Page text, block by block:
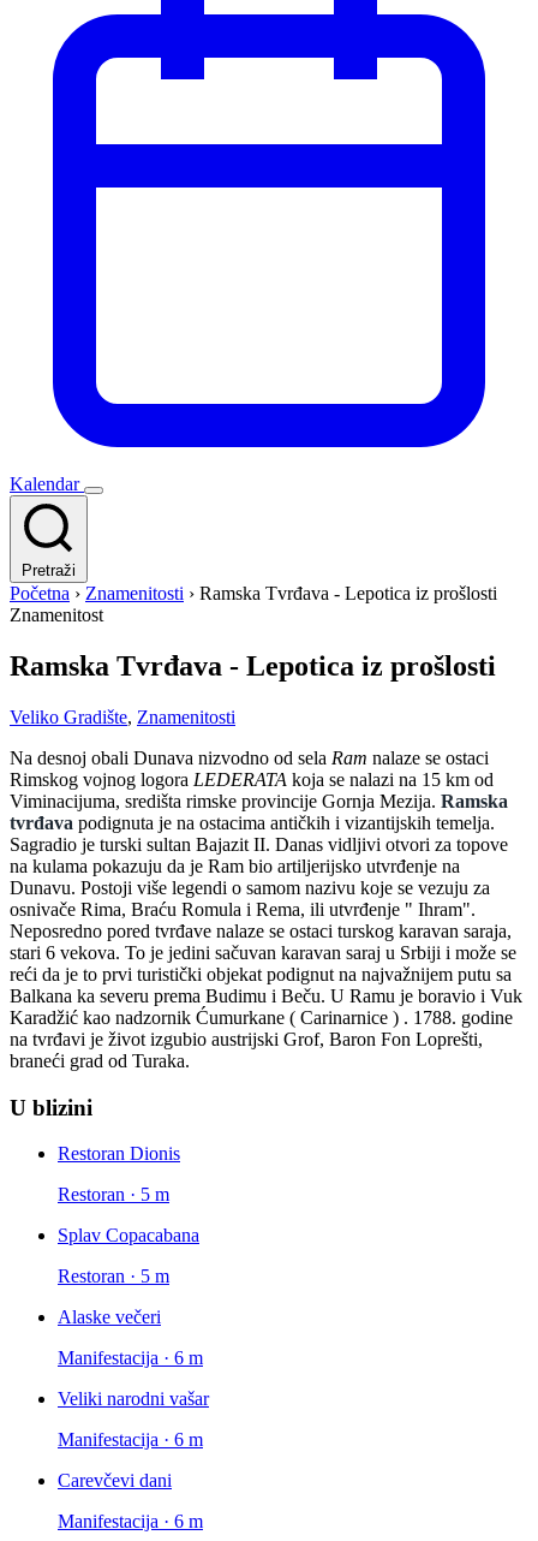
Kalendar
Pretraži
Početna › Znamenitosti › Ramska Tvrđava - Lepotica iz prošlosti
Znamenitost
Ramska Tvrđava - Lepotica iz prošlosti
Veliko Gradište, Znamenitosti
Na desnoj obali Dunava nizvodno od sela Ram nalaze se ostaci
Rimskog vojnog logora LEDERATA koja se nalazi na 15 km od
Viminacijuma, središta rimske provincije Gornja Mezija. Ramska
tvrđava podignuta je na ostacima antičkih i vizantijskih temelja.
Sagradio je turski sultan Bajazit II. Danas vidljivi otvori za topove
na kulama pokazuju da je Ram bio artiljerijsko utvrđenje na
Dunavu. Postoji više legendi o samom nazivu koje se vezuju za
osnivače Rima, Braću Romula i Rema, ili utvrđenje " Ihram".
Neposredno pored tvrđave nalaze se ostaci turskog karavan saraja,
stari 6 vekova. To je jedini sačuvan karavan saraj u Srbiji i može se
reći da je to prvi turistički objekat podignut na najvažnijem putu sa
Balkana ka severu prema Budimu i Beču. U Ramu je boravio i Vuk
Karadžić kao nadzornik Ćumurkane ( Carinarnice ) . 1788. godine
na tvrđavi je život izgubio austrijski Grof, Baron Fon Loprešti,
braneći grad od Turaka.
U blizini
Restoran Dionis
Restoran · 5 m
Splav Copacabana
Restoran · 5 m
Alaske večeri
Manifestacija · 6 m
Veliki narodni vašar
Manifestacija · 6 m
Carevčevi dani
Manifestacija · 6 m